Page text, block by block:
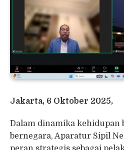
Jakarta, 6 Oktober 2025,
Dalam dinamika kehidupan
bernegara, Aparatur Sipil